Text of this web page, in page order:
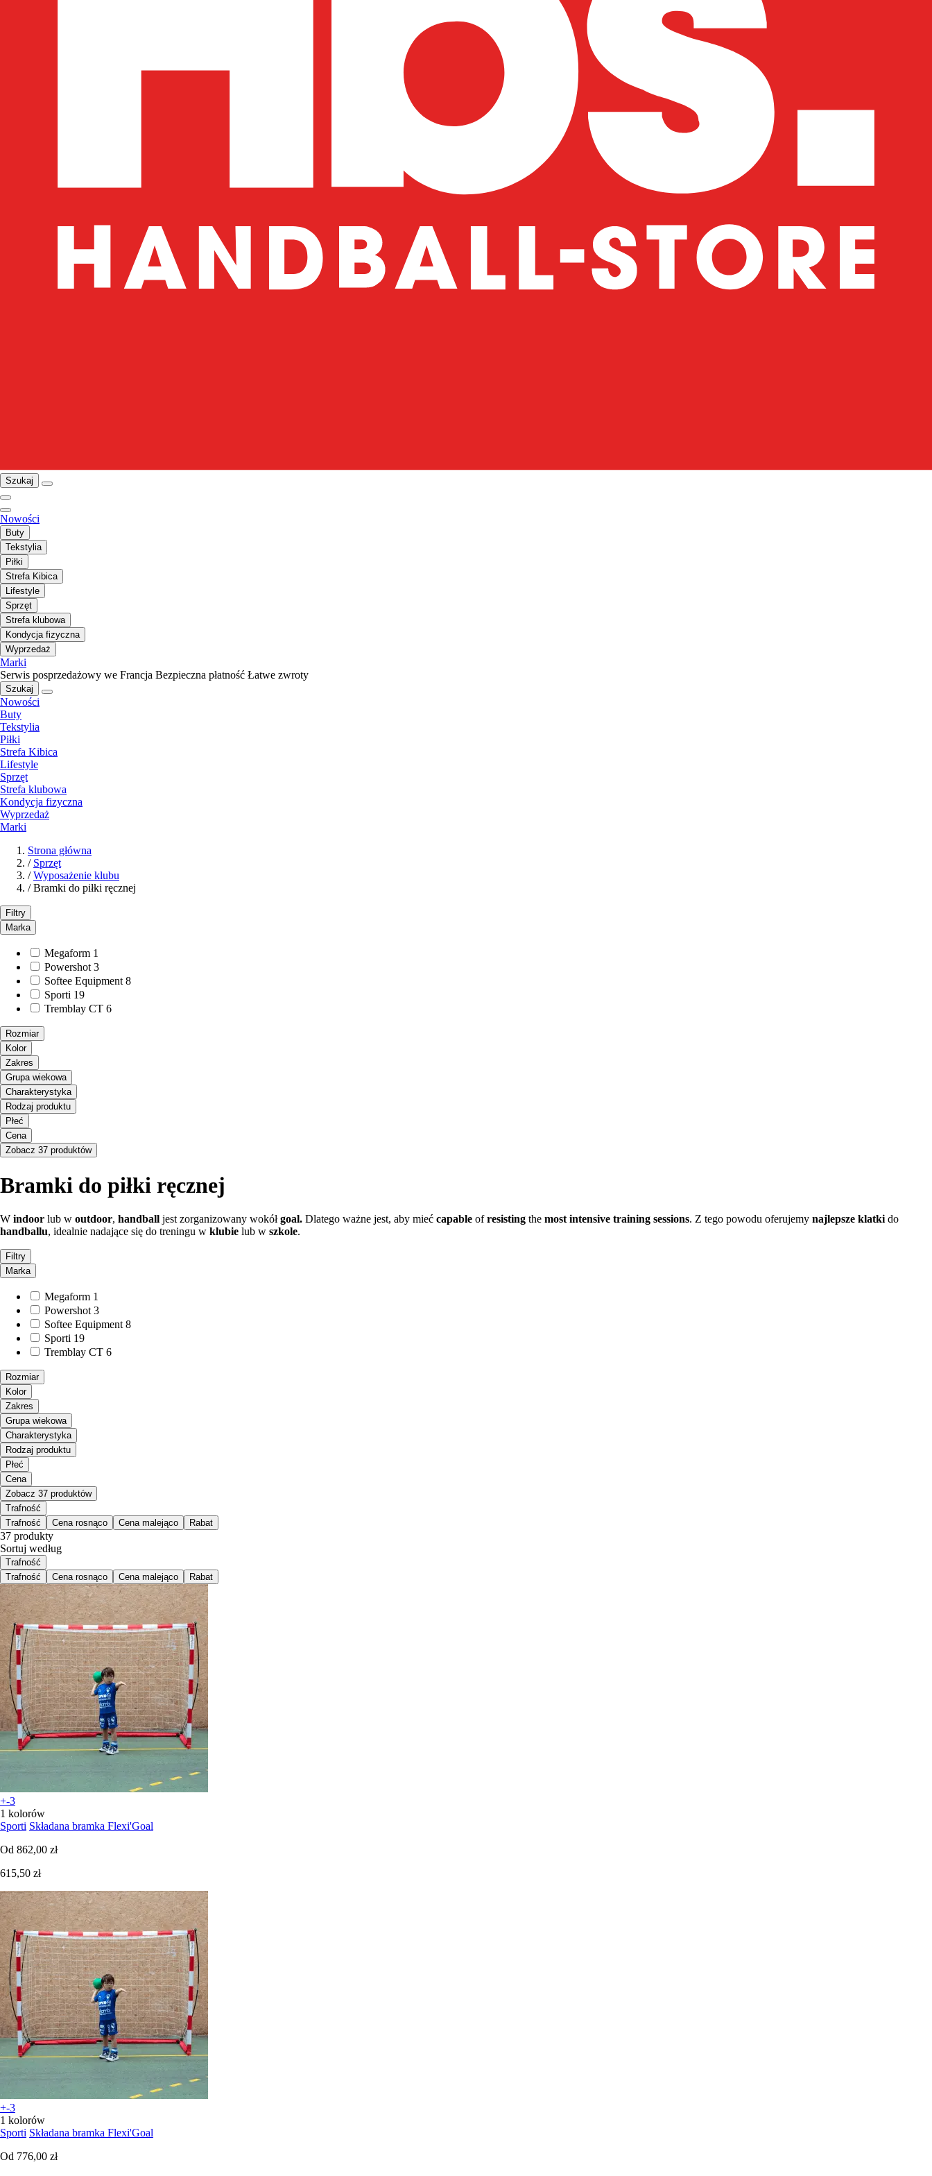
Szukaj
Nowości
Buty
Tekstylia
Piłki
Strefa Kibica
Lifestyle
Sprzęt
Strefa klubowa
Kondycja fizyczna
Wyprzedaż
Marki
Serwis posprzedażowy we Francja Bezpieczna płatność Łatwe zwroty
Szukaj
Nowości
Buty
Tekstylia
Piłki
Strefa Kibica
Lifestyle
Sprzęt
Strefa klubowa
Kondycja fizyczna
Wyprzedaż
Marki
Strona główna
/ Sprzęt
/ Wyposażenie klubu
/ Bramki do piłki ręcznej
Filtry
Marka
Megaform 1
Powershot 3
Softee Equipment 8
Sporti 19
Tremblay CT 6
Rozmiar
Kolor
Zakres
Grupa wiekowa
Charakterystyka
Rodzaj produktu
Płeć
Cena
Zobacz 37 produktów
Bramki do piłki ręcznej
W indoor lub w outdoor, handball jest zorganizowany wokółgoal. Dlatego ważne jest, aby mieć capable ofresisting the most intensive training sessions. Z tego powodu oferujemy najlepsze klatki do
handballu, idealnie nadające się do treningu w klubie lub w szkole.
Filtry
Marka
Megaform 1
Powershot 3
Softee Equipment 8
Sporti 19
Tremblay CT 6
Rozmiar
Kolor
Zakres
Grupa wiekowa
Charakterystyka
Rodzaj produktu
Płeć
Cena
Zobacz 37 produktów
Trafność
Trafność
Cena rosnąco Cena malejąco Rabat
37 produkty
Sortuj według
Trafność
Trafność
Cena rosnąco Cena malejąco Rabat
+-3
1 kolorów
Sporti Składana bramka Flexi'Goal
Od 862,00 zł
615,50 zł
+-3
1 kolorów
Sporti Składana bramka Flexi'Goal
Od 776,00 zł